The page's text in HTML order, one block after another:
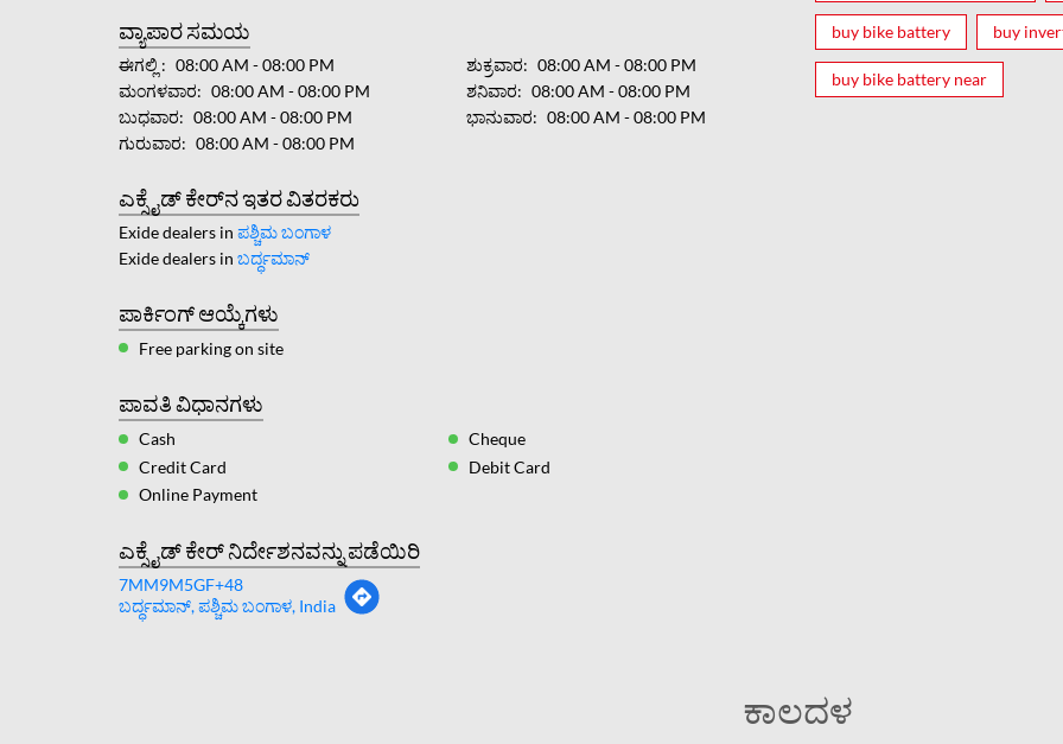
ವ್ಯಾಪಾರ ಸಮಯ
ಈಗಲ್ಲಿ
08:00 AM - 08:00 PM
ಮಂಗಳವಾರ
08:00 AM - 08:00 PM
ಬುಧವಾರ
08:00 AM - 08:00 PM
ಗುರುವಾರ
08:00 AM - 08:00 PM
ಶುಕ್ರವಾರ
08:00 AM - 08:00 PM
ಶನಿವಾರ
08:00 AM - 08:00 PM
ಭಾನುವಾರ
08:00 AM - 08:00 PM
ಎಕ್ಸೈಡ್ ಕೇರ್‌ನ ಇತರ ವಿತರಕರು
Exide dealers in ಪಶ್ಚಿಮ ಬಂಗಾಳ
Exide dealers in ಬರ್ದ್ಧಮಾನ್
ಪಾರ್ಕಿಂಗ್ ಆಯ್ಕೆಗಳು
Free parking on site
ಪಾವತಿ ವಿಧಾನಗಳು
Cash
Cheque
Credit Card
Debit Card
Online Payment
ಎಕ್ಸೈಡ್ ಕೇರ್ ನಿರ್ದೇಶನವನ್ನು ಪಡೆಯಿರಿ
7MM9M5GF+48
ಬರ್ದ್ಧಮಾನ್, ಪಶ್ಚಿಮ ಬಂಗಾಳ, India
buy bike battery buy
buy bike battery near
ಕಾಲದಳ